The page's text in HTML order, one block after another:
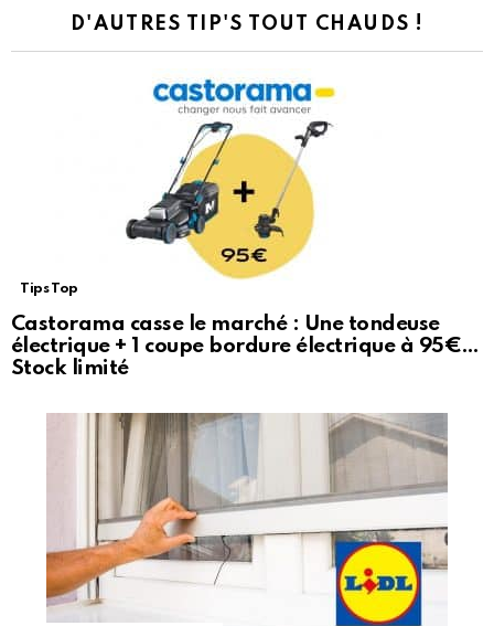
D'AUTRES TIP'S TOUT CHAUDS !
Tips Top
Castorama casse le marché : Une tondeuse
électrique + 1 coupe bordure électrique à 95€…
Stock limité